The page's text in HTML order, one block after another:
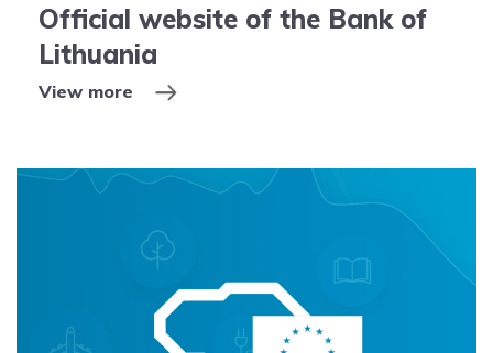
Official website of the Bank of
Lithuania
View more